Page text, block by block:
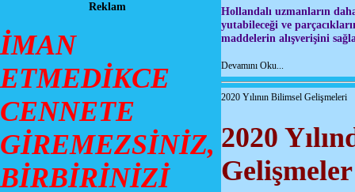
Reklam
İMAN
ETMEDİKCE
CENNETE
GİREMEZSİNİZ,
BİRBİRİNİZİ
Hollandalı uzmanların
yutabileceği ve
maddelerin alışverişini
Devamını Oku...
2020 Yılının Bilimsel Gelişmeleri
2020
Gelişmeler